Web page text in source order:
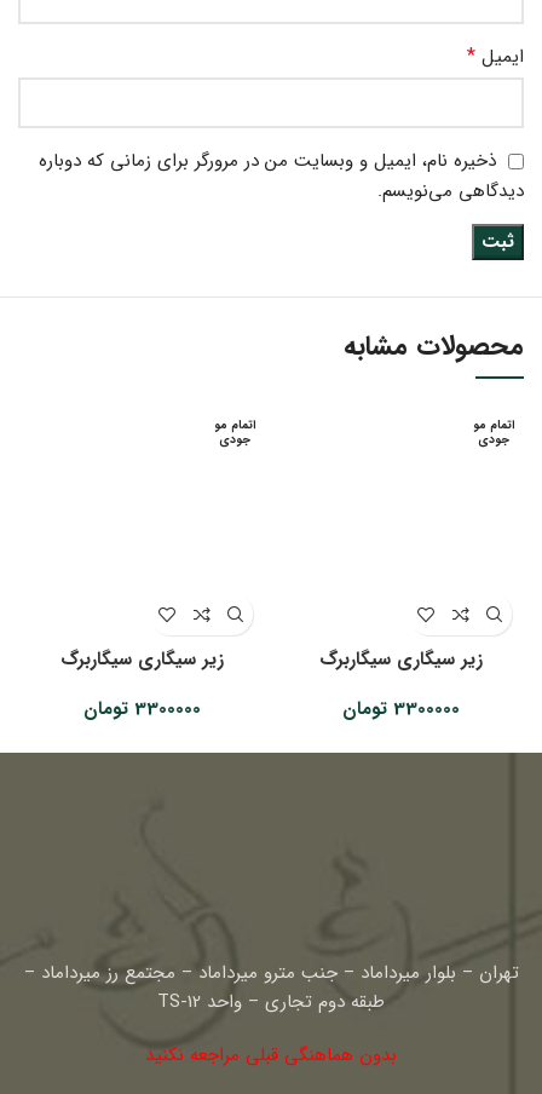
ایمیل *
ذخیره نام، ایمیل و وبسایت من در مرورگر برای زمانی که دوباره
دیدگاهی می‌نویسم.
محصولات مشابه
اتمام مو
جودی
زیر سیگاری سیگاربرگ
3300000 تومان
اتمام مو
جودی
زیر سیگاری سیگاربرگ
3300000 تومان
تهران – بلوار میرداماد – جنب مترو میرداماد – مجتمع رز میرداماد –
طبقه دوم تجاری – واحد TS-12
بدون هماهنگی قبلی مراجعه نکنید